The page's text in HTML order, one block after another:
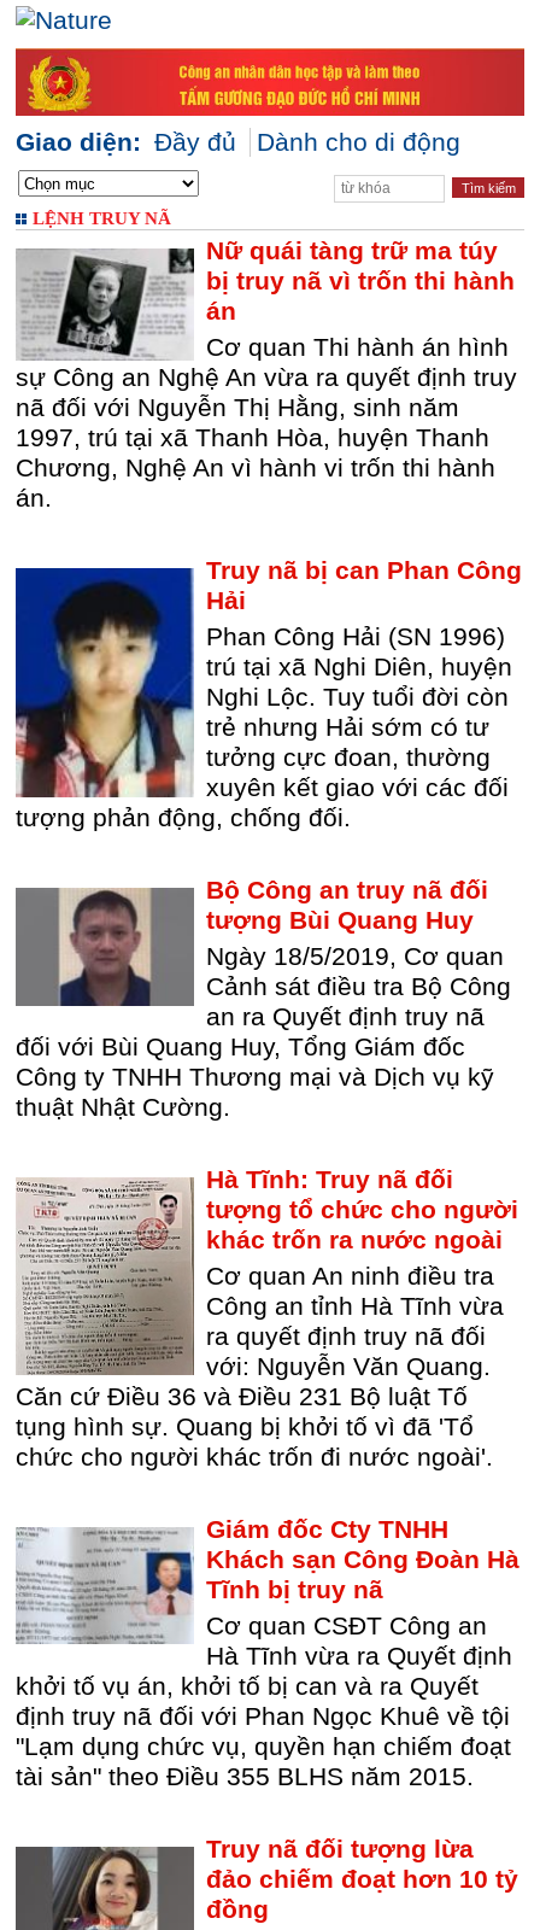
Giao diện: Đầy đủ Dành cho di động
LỆNH TRUY NÃ
Nữ quái tàng trữ ma túy
bị truy nã vì trốn thi hành
án
Cơ quan Thi hành án hình
sự Công an Nghệ An vừa ra quyết định truy
nã đối với Nguyễn Thị Hằng, sinh năm
1997, trú tại xã Thanh Hòa, huyện Thanh
Chương, Nghệ An vì hành vi trốn thi hành
án.
Truy nã bị can Phan Công
Hải
Phan Công Hải (SN 1996)
trú tại xã Nghi Diên, huyện
Nghi Lộc. Tuy tuổi đời còn
trẻ nhưng Hải sớm có tư
tưởng cực đoan, thường
xuyên kết giao với các đối
tượng phản động, chống đối.
Bộ Công an truy nã đối
tượng Bùi Quang Huy
Ngày 18/5/2019, Cơ quan
Cảnh sát điều tra Bộ Công
an ra Quyết định truy nã
đối với Bùi Quang Huy, Tổng Giám đốc
Công ty TNHH Thương mại và Dịch vụ kỹ
thuật Nhật Cường.
Hà Tĩnh: Truy nã đối
tượng tổ chức cho người
khác trốn ra nước ngoài
Cơ quan An ninh điều tra
Công an tỉnh Hà Tĩnh vừa
ra quyết định truy nã đối
với: Nguyễn Văn Quang.
Căn cứ Điều 36 và Điều 231 Bộ luật Tố
tụng hình sự. Quang bị khởi tố vì đã 'Tổ
chức cho người khác trốn đi nước ngoài'.
Giám đốc Cty TNHH
Khách sạn Công Đoàn Hà
Tĩnh bị truy nã
Cơ quan CSĐT Công an
Hà Tĩnh vừa ra Quyết định
khởi tố vụ án, khởi tố bị can và ra Quyết
định truy nã đối với Phan Ngọc Khuê về tội
"Lạm dụng chức vụ, quyền hạn chiếm đoạt
tài sản" theo Điều 355 BLHS năm 2015.
Truy nã đối tượng lừa
đảo chiếm đoạt hơn 10 tỷ
đồng